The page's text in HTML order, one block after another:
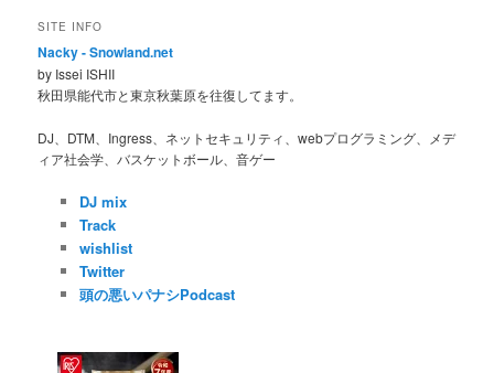
SITE INFO
Nacky - Snowland.net
by Issei ISHII
秋田県能代市と東京秋葉原を往復してます。
DJ、DTM、Ingress、ネットセキュリティ、webプログラミング、メデ
ィア社会学、バスケットボール、音ゲー
DJ mix
Track
wishlist
Twitter
頭の悪いパナシPodcast